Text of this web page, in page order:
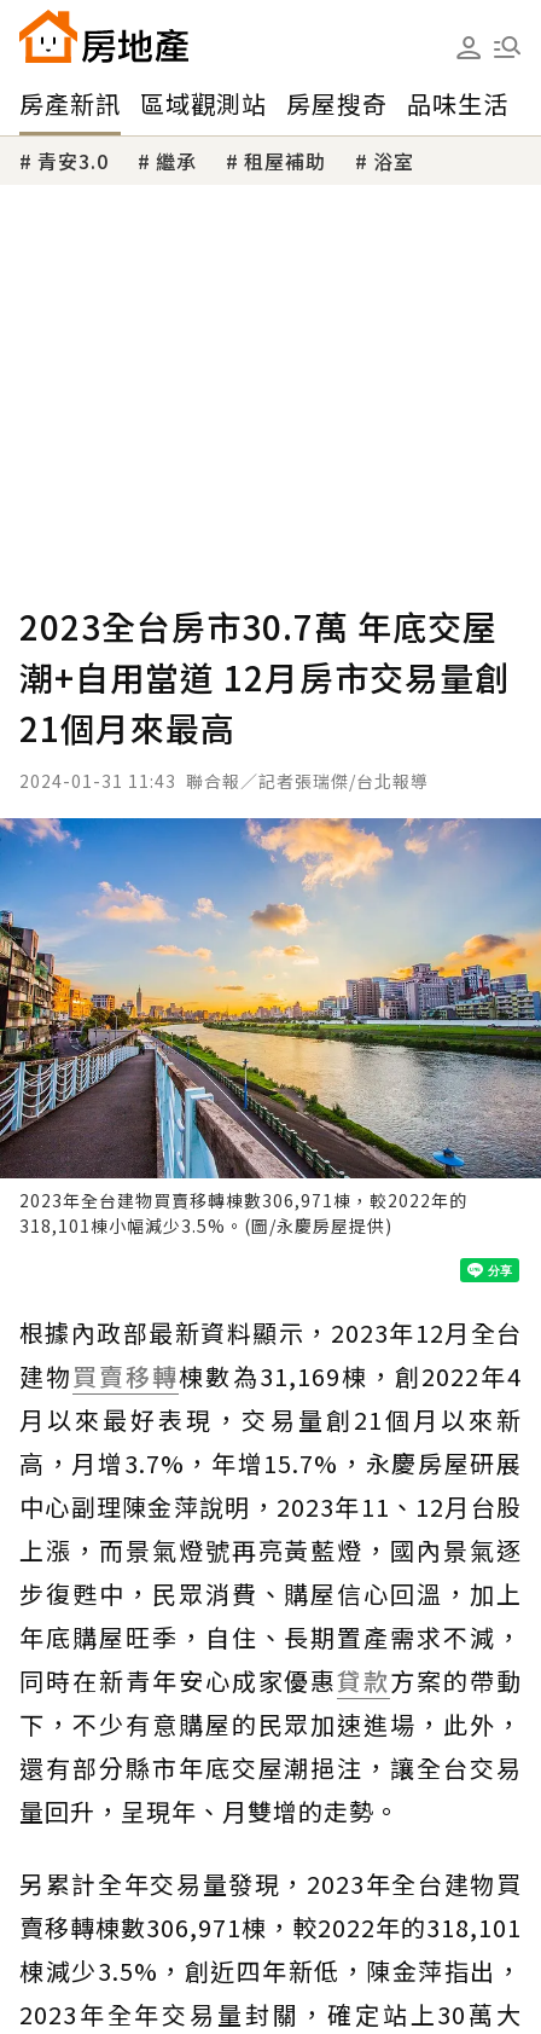
房產新訊 區域觀測站 房屋搜奇 品味生活
青安3.0 繼承 租屋補助 浴室
2023全台房市30.7萬 年底交屋
潮+自用當道 12月房市交易量創
21個月來最高
2024-01-31 11:43 聯合報／記者張瑞傑/台北報導
2023年全台建物買賣移轉棟數306,971棟，較2022年的
318,101棟小幅減少3.5%。(圖/永慶房屋提供)
根據內政部最新資料顯示，2023年12月全台
建物買賣移轉棟數為31,169棟，創2022年4
月以來最好表現，交易量創21個月以來新
高，月增3.7%，年增15.7%，永慶房屋研展
中心副理陳金萍說明，2023年11、12月台股
上漲，而景氣燈號再亮黃藍燈，國內景氣逐
步復甦中，民眾消費、購屋信心回溫，加上
年底購屋旺季，自住、長期置產需求不減，
同時在新青年安心成家優惠貸款方案的帶動
下，不少有意購屋的民眾加速進場，此外，
還有部分縣市年底交屋潮挹注，讓全台交易
量回升，呈現年、月雙增的走勢。
另累計全年交易量發現，2023年全台建物買
賣移轉棟數306,971棟，較2022年的318,101
棟減少3.5%，創近四年新低，陳金萍指出，
2023年全年交易量封關，確定站上30萬大